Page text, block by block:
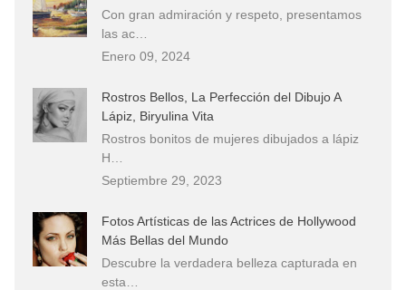
Con gran admiración y respeto, presentamos
las ac…
Enero 09, 2024
Rostros Bellos, La Perfección del Dibujo A
Lápiz, Biryulina Vita
Rostros bonitos de mujeres dibujados a lápiz
H…
Septiembre 29, 2023
Fotos Artísticas de las Actrices de Hollywood
Más Bellas del Mundo
Descubre la verdadera belleza capturada en
esta…